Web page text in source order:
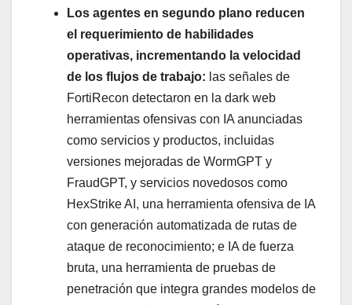
Los agentes en segundo plano reducen
el requerimiento de habilidades
operativas, incrementando la velocidad
de los flujos de trabajo: las señales de
FortiRecon detectaron en la dark web
herramientas ofensivas con IA anunciadas
como servicios y productos, incluidas
versiones mejoradas de WormGPT y
FraudGPT, y servicios novedosos como
HexStrike AI, una herramienta ofensiva de IA
con generación automatizada de rutas de
ataque de reconocimiento; e IA de fuerza
bruta, una herramienta de pruebas de
penetración que integra grandes modelos de